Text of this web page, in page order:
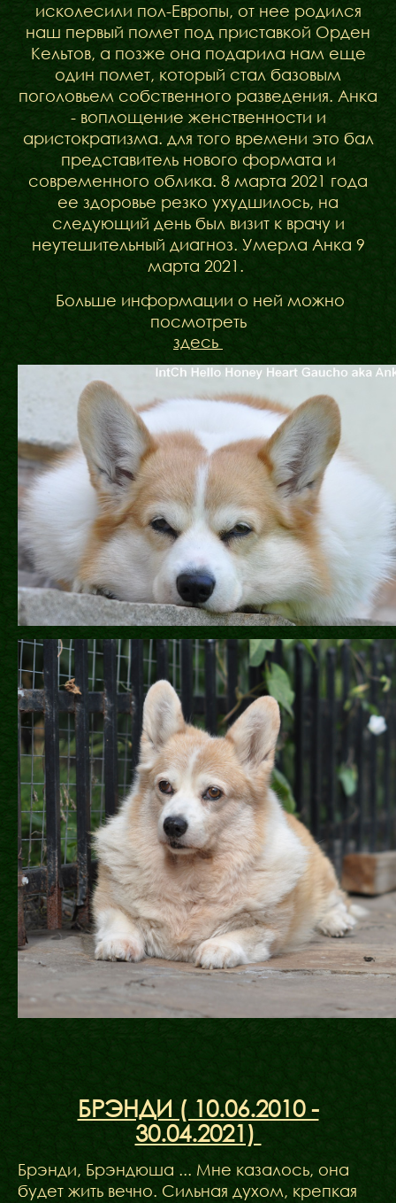
исколесили пол-Европы, от нее родился
наш первый помет под приставкой Орден
Кельтов, а позже она подарила нам еще
один помет, который стал базовым
поголовьем собственного разведения. Анка
- воплощение женственности и
аристократизма. для того времени это бал
представитель нового формата и
современного облика. 8 марта 2021 года
ее здоровье резко ухудшилось, на
следующий день был визит к врачу и
неутешительный диагноз. Умерла Анка 9
марта 2021.
Больше информации о ней можно
посмотреть
здесь
БРЭНДИ ( 10.06.2010 -
30.04.2021)
Брэнди, Брэндюша ... Мне казалось, она
будет жить вечно. Сильная духом, крепкая